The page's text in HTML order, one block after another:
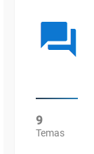
9
Temas